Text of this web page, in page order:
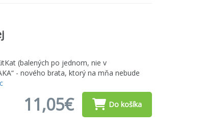
(balených po jednom, nie v
- nového brata, ktorý na mňa nebude
11,05€ Do košíka